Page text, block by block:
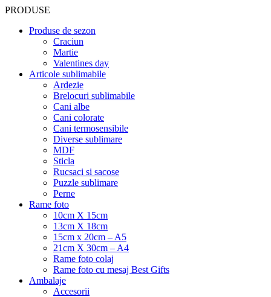
PRODUSE
Produse de sezon
Craciun
Martie
Valentines day
Articole sublimabile
Ardezie
Brelocuri sublimabile
Cani albe
Cani colorate
Cani termosensibile
Diverse sublimare
MDF
Sticla
Rucsaci si sacose
Puzzle sublimare
Perne
Rame foto
10cm X 15cm
13cm X 18cm
15cm x 20cm – A5
21cm X 30cm – A4
Rame foto colaj
Rame foto cu mesaj Best Gifts
Ambalaje
Accesorii